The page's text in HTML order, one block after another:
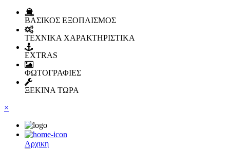
ΒΑΣΙΚΟΣ ΕΞΟΠΛΙΣΜΟΣ
ΤΕΧΝΙΚΑ ΧΑΡΑΚΤΗΡΙΣΤΙΚΑ
EXTRAS
ΦΩΤΟΓΡΑΦΙΕΣ
ΞΕΚΙΝΑ ΤΩΡΑ
×
Αρχικη